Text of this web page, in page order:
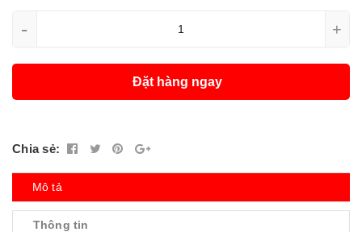
- +
Đặt hàng ngay
Chia sẻ:
Mô tả
Thông tin